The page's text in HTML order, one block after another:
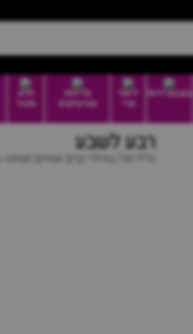
בונבוניירות
דיוטי
פרי
גלידות
וארטיקים
ללא
סוכר
רבע לשבע
גליל ופל במילוי קרם אגוזים